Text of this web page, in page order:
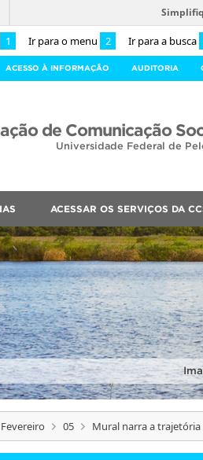
1 Ir para o menu 2 Ir para a busca
ACESSO À INFORMAÇÃO AUDITORIA
de Comunicação
Universidade Federal de
ACESSAR OS SERVIÇOS DA
Fevereiro 05 Mural narra a